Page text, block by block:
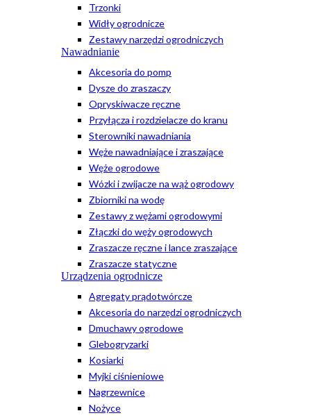
Trzonki
Widły ogrodnicze
Zestawy narzędzi ogrodniczych
Nawadnianie
Akcesoria do pomp
Dysze do zraszaczy
Opryskiwacze ręczne
Przyłącza i rozdzielacze do kranu
Sterowniki nawadniania
Węże nawadniające i zraszające
Węże ogrodowe
Wózki i zwijacze na wąż ogrodowy
Zbiorniki na wodę
Zestawy z wężami ogrodowymi
Złączki do węży ogrodowych
Zraszacze ręczne i lance zraszające
Zraszacze statyczne
Urządzenia ogrodnicze
Agregaty prądotwórcze
Akcesoria do narzędzi ogrodniczych
Dmuchawy ogrodowe
Glebogryzarki
Kosiarki
Myjki ciśnieniowe
Nagrzewnice
Nożyce